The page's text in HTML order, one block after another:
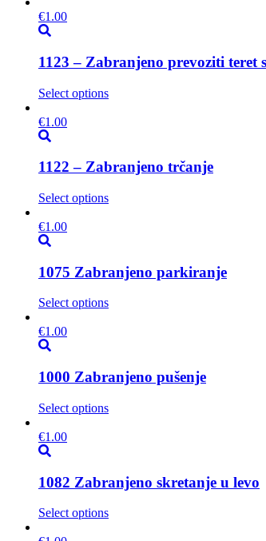
€1.00
1123 – Zabranjeno prevoziti
Select options
€1.00
1122 – Zabranjeno trčanje
Select options
€1.00
1075 Zabranjeno parkiranje
Select options
€1.00
1000 Zabranjeno pušenje
Select options
€1.00
1082 Zabranjeno skretanje u levo
Select options